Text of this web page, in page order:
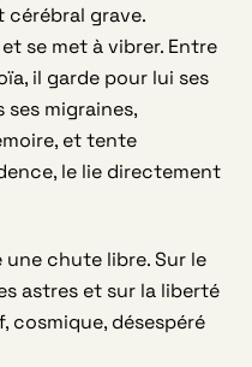
grave.
se met à vibrer. Entre
il garde pour lui ses
migraines,
et tente
le lie directement
chute libre. Sur le
astres et sur la liberté
cosmique, désespéré